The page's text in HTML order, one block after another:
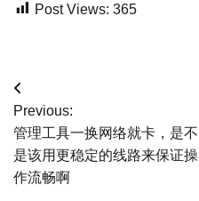
Post Views: 365
文
章
导
Previous:
管理工具一换网络就卡，是不
是该用更稳定的线路来保证操
作流畅啊